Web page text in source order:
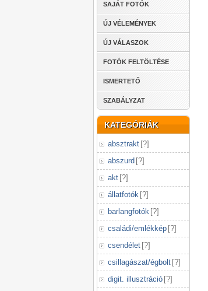
SAJÁT FOTÓK
ÚJ VÉLEMÉNYEK
ÚJ VÁLASZOK
FOTÓK FELTÖLTÉSE
ISMERTETŐ
SZABÁLYZAT
KATEGÓRIÁK
absztrakt [?]
abszurd [?]
akt [?]
állatfotók [?]
barlangfotók [?]
családi/emlékkép [?]
csendélet [?]
csillagászat/égbolt [?]
digit. illusztráció [?]